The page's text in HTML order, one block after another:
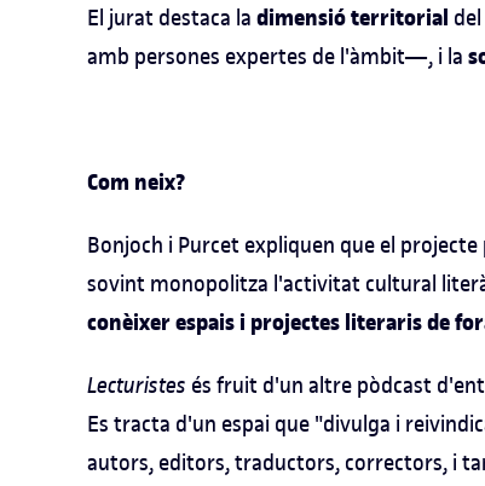
El jurat destaca la dimensió territorial
amb persones expertes de l'àmbit—, i la
Com neix?
Bonjoch i Purcet expliquen que el
sovint monopolitza l'activitat cultural
conèixer espais i projectes literaris de
Lecturistes és fruit d'un altre pòdcast
Es tracta d'un espai que "divulga i
autors, editors, traductors, correctors, i